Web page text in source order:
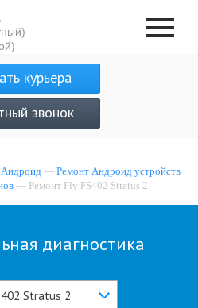
курьера
звонок
— Ремонт Андроид устройств
— Ремонт Fly FS402 Stratus 2
диагностика
Stratus 2